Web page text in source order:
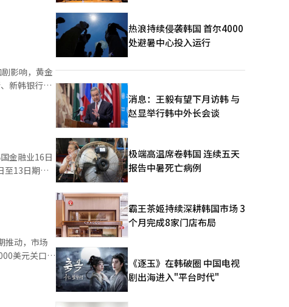
影响，黄金
来的两年
求上升，加
银行和NH
金的强烈
，将尽快努
应求的现象
随着全球经
至13日期间
时停止销售
金条。新
银行账户余
美元关口，
热浪持续侵袭韩国 首尔4000
处避暑中心投入运行
消息：王毅有望下月访韩 与
赵显举行韩中外长会谈
极端高温席卷韩国 连续五天
报告中暑死亡病例
霸王茶姬持续深耕韩国市场 3
个月完成8家门店布局
《逐玉》在韩破圈 中国电视
剧出海进入"平台时代"